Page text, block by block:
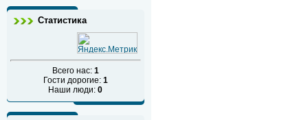
Статистика
Всего нас: 1
Гости дорогие: 1
Наши люди:0